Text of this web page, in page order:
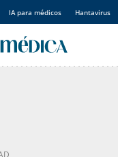
IA para médicos Hantavirus